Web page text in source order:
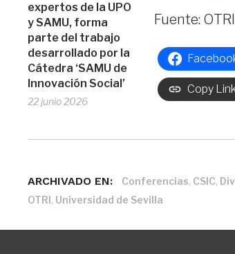
expertos de la UPO
y SAMU, forma
parte del trabajo
desarrollado por la
Cátedra ‘SAMU de
Innovación Social’
22 junio 2026
Fuente:
Copy
ARCHIVADO EN: Conferencias, CSIC,
OTRI, Universidad de Sevilla